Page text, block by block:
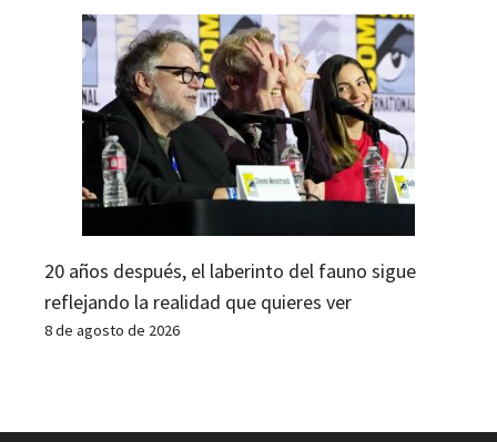
20 años después, el laberinto del fauno sigue
reflejando la realidad que quieres ver
8 de agosto de 2026